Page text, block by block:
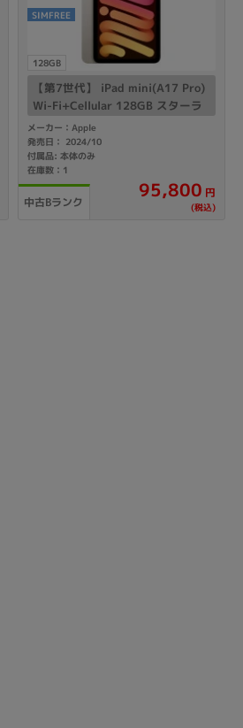
128GB
SIMFREE
【第7世代】 iPad mini(A17 Pro)
Wi-Fi+Cellular 128GB スターラ
イト MXPQ3J/A A2995 【docom
o版SIMフリー】
メーカー：Apple
発売日： 2024/10
付属品: 本体のみ
在庫数：1
中古Bランク
95,800 円
(税込)